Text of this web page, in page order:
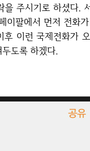
주시기로 하셨다.
이팔에서 먼저 전화
이런 국제전화가
도록 하겠다.